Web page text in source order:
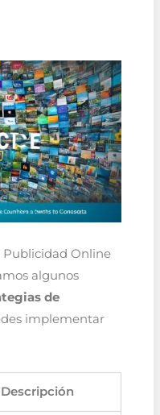
Publicidad Online
algunos
de
implementar
Descripción